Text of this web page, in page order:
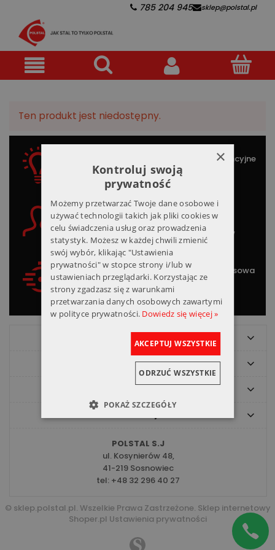
785 204 945 sklep@polstal.pl
Ten produkt jest niedostępny.
załoga
Konkurencyjne
Indywidualne
podejście
Wysoka
jakość
wyrobów
Terminowa
realizacja
Kompleksowa
obsługa
Pomoc
POLSTAL S.J
ul. Kosynierów 48,
41-219 Sosnowiec
tel: +48 32 296 40 27
© sklep.polstal.pl. Wszelkie Prawa Zastrzeżone. Sklep internetowy
Shoper.pl Ustawienia prywatności
×
Kontroluj swoją
prywatność
Możemy przetwarzać Twoje dane osobowe i
używać technologii takich jak pliki cookies w
celu świadczenia usług oraz prowadzenia
statystyk. Możesz w każdej chwili zmienić
swój wybór, klikając "Ustawienia
prywatności" w stopce strony i/lub w
ustawieniach przeglądarki. Korzystając ze
strony zgadzasz się z warunkami
przetwarzania danych osobowych zawartymi
w polityce prywatności. Dowiedz się więcej »
AKCEPTUJ WSZYSTKIE
ODRZUĆ WSZYSTKIE
POKAŻ SZCZEGÓŁY